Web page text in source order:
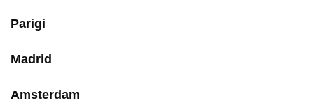
Parigi
Madrid
Amsterdam